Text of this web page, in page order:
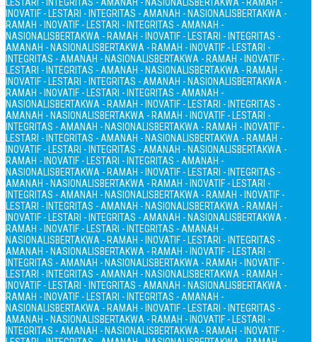
INOVATIF - LESTARI - INTEGRITAS - AMANAH - NASIONALISBERTAKWA -
RAMAH - INOVATIF - LESTARI - INTEGRITAS - AMANAH -
NASIONALISBERTAKWA - RAMAH - INOVATIF - LESTARI - INTEGRITAS -
AMANAH - NASIONALISBERTAKWA - RAMAH - INOVATIF - LESTARI -
INTEGRITAS - AMANAH - NASIONALISBERTAKWA - RAMAH - INOVATIF -
LESTARI - INTEGRITAS - AMANAH - NASIONALISBERTAKWA - RAMAH -
INOVATIF - LESTARI - INTEGRITAS - AMANAH - NASIONALISBERTAKWA -
RAMAH - INOVATIF - LESTARI - INTEGRITAS - AMANAH -
NASIONALISBERTAKWA - RAMAH - INOVATIF - LESTARI - INTEGRITAS -
AMANAH - NASIONALISBERTAKWA - RAMAH - INOVATIF - LESTARI -
INTEGRITAS - AMANAH - NASIONALISBERTAKWA - RAMAH - INOVATIF -
LESTARI - INTEGRITAS - AMANAH - NASIONALISBERTAKWA - RAMAH -
INOVATIF - LESTARI - INTEGRITAS - AMANAH - NASIONALISBERTAKWA -
RAMAH - INOVATIF - LESTARI - INTEGRITAS - AMANAH -
NASIONALISBERTAKWA - RAMAH - INOVATIF - LESTARI - INTEGRITAS -
AMANAH - NASIONALISBERTAKWA - RAMAH - INOVATIF - LESTARI -
INTEGRITAS - AMANAH - NASIONALISBERTAKWA - RAMAH - INOVATIF -
LESTARI - INTEGRITAS - AMANAH - NASIONALISBERTAKWA - RAMAH -
INOVATIF - LESTARI - INTEGRITAS - AMANAH - NASIONALISBERTAKWA -
RAMAH - INOVATIF - LESTARI - INTEGRITAS - AMANAH -
NASIONALISBERTAKWA - RAMAH - INOVATIF - LESTARI - INTEGRITAS -
AMANAH - NASIONALISBERTAKWA - RAMAH - INOVATIF - LESTARI -
INTEGRITAS - AMANAH - NASIONALISBERTAKWA - RAMAH - INOVATIF -
LESTARI - INTEGRITAS - AMANAH - NASIONALISBERTAKWA - RAMAH -
INOVATIF - LESTARI - INTEGRITAS - AMANAH - NASIONALISBERTAKWA -
RAMAH - INOVATIF - LESTARI - INTEGRITAS - AMANAH -
NASIONALISBERTAKWA - RAMAH - INOVATIF - LESTARI - INTEGRITAS -
AMANAH - NASIONALISBERTAKWA - RAMAH - INOVATIF - LESTARI -
INTEGRITAS - AMANAH - NASIONALISBERTAKWA - RAMAH - INOVATIF -